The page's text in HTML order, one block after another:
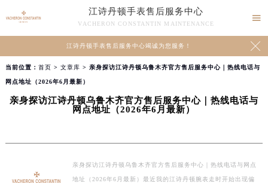
江诗丹顿手表售后服务中心
VACHERON CONSTANTIN MAINTENANCE

江诗丹顿手表售后服务中心竭诚为您服务！ 
当前位置： 首页 > 文章库 > 亲身探访江诗丹顿乌鲁木齐官方售后服务中心｜热线电话与
网点地址（2026年6月最新）
亲身探访江诗丹顿乌鲁木齐官方售后服务中心｜热线电话与
网点地址（2026年6月最新）
亲身探访江诗丹顿乌鲁木齐官方售后服务中心｜热线电话与网点
地址（2026年6月最新）最近我的江诗丹顿腕表走时开始出现偏